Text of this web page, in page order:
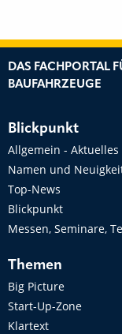
DAS FACHPORTAL
BAUFAHRZEUGE
Blickpunkt
Allgemein - Aktuelles
Namen und
Top-News
Blickpunkt
Messen, Seminare,
Themen
Big Picture
Start-Up-Zone
Klartext